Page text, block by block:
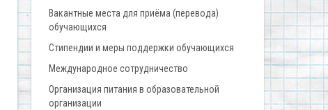
Вакантные места для приёма (перевода)
обучающихся
Стипендии и меры поддержки обучающихся
Международное сотрудничество
Организация питания в образовательной
организации